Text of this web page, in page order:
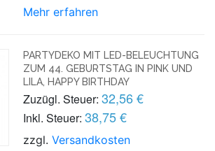
Mehr erfahren
PARTYDEKO MIT LED-BELEUCHTUNG
ZUM 44. GEBURTSTAG IN PINK UND
LILA, HAPPY BIRTHDAY
Zuzügl. Steuer: 32,56 €
Inkl. Steuer: 38,75 €
zzgl.Versandkosten